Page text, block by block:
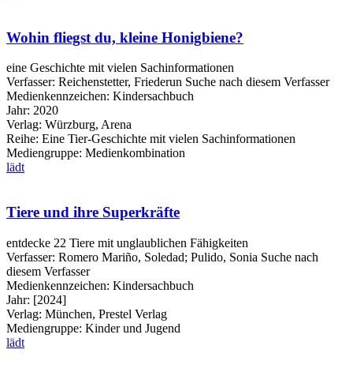
Wohin fliegst du, kleine Honigbiene?
eine Geschichte mit vielen Sachinformationen
Verfasser: Reichenstetter, Friederun Suche nach diesem Verfasser
Medienkennzeichen: Kindersachbuch
Jahr: 2020
Verlag: Würzburg, Arena
Reihe: Eine Tier-Geschichte mit vielen Sachinformationen
Mediengruppe: Medienkombination
lädt
Tiere und ihre Superkräfte
entdecke 22 Tiere mit unglaublichen Fähigkeiten
Verfasser: Romero Mariño, Soledad; Pulido, Sonia Suche nach
diesem Verfasser
Medienkennzeichen: Kindersachbuch
Jahr: [2024]
Verlag: München, Prestel Verlag
Mediengruppe: Kinder und Jugend
lädt